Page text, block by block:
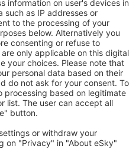
förbehålls.